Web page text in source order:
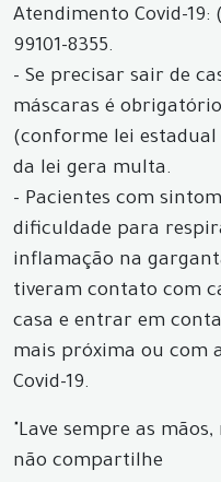
Atendimento Covid-19:
99101-8355.
- Se precisar sair de
máscaras é
(conforme lei estadual
da lei gera multa.
- Pacientes com
dificuldade para
inflamação na
tiveram contato com
casa e entrar em
mais próxima ou com
Covid-19.
"Lave sempre as
não compartilhe